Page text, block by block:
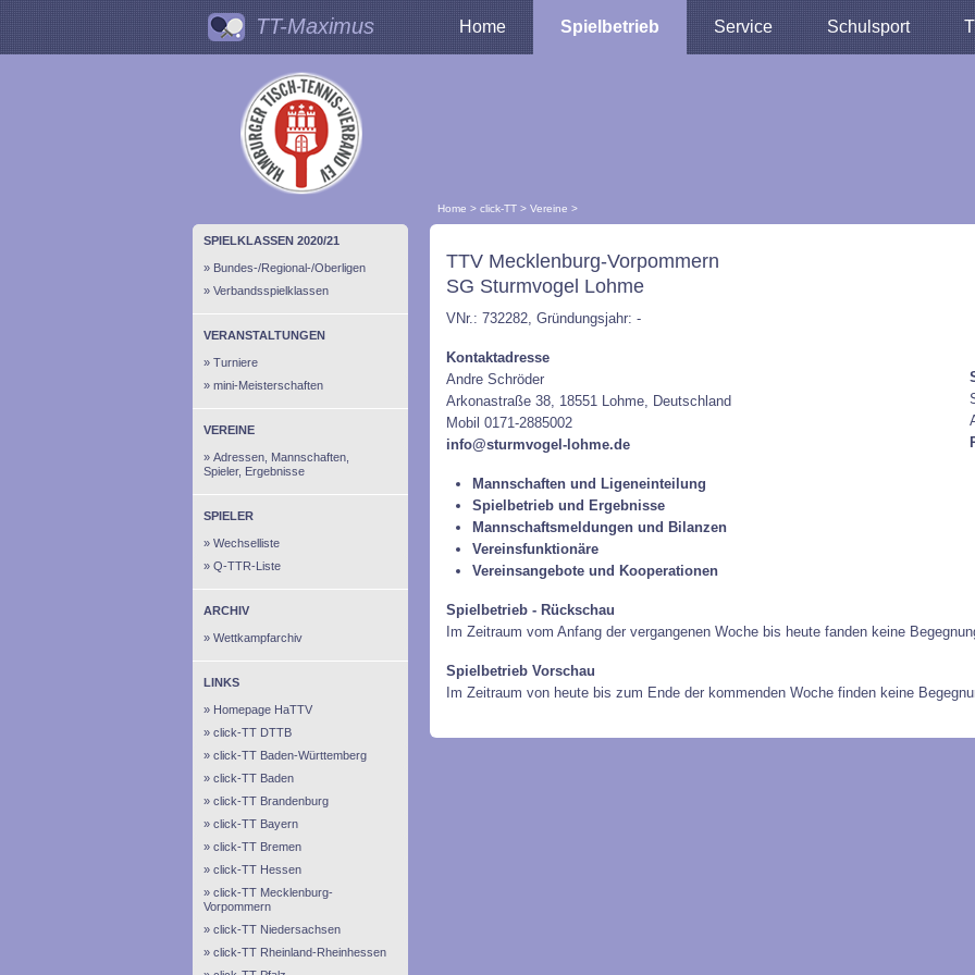
TT-Maximus Home Spielbetrieb Service Schulsport
Home > click-TT > Vereine >
SPIELKLASSEN 2020/21
Bundes-/Regional-/Oberligen
Verbandsspielklassen
VERANSTALTUNGEN
Turniere
mini-Meisterschaften
VEREINE
Adressen, Mannschaften,
Spieler, Ergebnisse
SPIELER
Wechselliste
Q-TTR-Liste
ARCHIV
Wettkampfarchiv
LINKS
Homepage HaTTV
click-TT DTTB
click-TT Baden-Württemberg
click-TT Baden
click-TT Brandenburg
click-TT Bayern
click-TT Bremen
click-TT Hessen
click-TT Mecklenburg-
Vorpommern
click-TT Niedersachsen
click-TT Rheinland-Rheinhessen
TTV Mecklenburg-Vorpommern
SG Sturmvogel Lohme
VNr.: 732282, Gründungsjahr: -
Kontaktadresse
Andre Schröder
Arkonastraße 38, 18551 Lohme, Deutschland
Mobil 0171-2885002
info@sturmvogel-lohme.de
Mannschaften und Ligeneinteilung
Spielbetrieb und Ergebnisse
Mannschaftsmeldungen und Bilanzen
Vereinsfunktionäre
Vereinsangebote und Kooperationen
Spielbetrieb - Rückschau
Im Zeitraum vom Anfang der vergangenen Woche bis heute fanden keine
Spielbetrieb Vorschau
Im Zeitraum von heute bis zum Ende der kommenden Woche finden keine